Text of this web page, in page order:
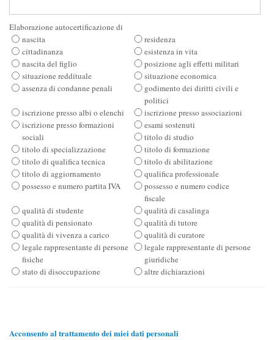
Elaborazione autocertificazione di
nascita
residenza
cittadinanza
esistenza in vita
nascita del figlio
posizione agli effetti militari
situazione reddituale
situazione economica
assenza di condanne penali
godimento dei diritti civili e
politici
iscrizione presso albi o elenchi
iscrizione presso associazioni
iscrizione presso formazioni
sociali
esami sostenuti
titolo di studio
titolo di specializzazione
titolo di formazione
titolo di qualifica tecnica
titolo di abilitazione
titolo di aggiornamento
qualifica professionale
possesso e numero partita IVA
possesso e numero codice
fiscale
qualità di studente
qualità di casalinga
qualità di pensionato
qualità di tutore
qualità di vivenza a carico
qualità di curatore
legale rappresentante di persone
fisiche
legale rappresentante di persone
giuridiche
stato di disoccupazione
altre dichiarazioni
Acconsento al trattamento dei miei dati personali